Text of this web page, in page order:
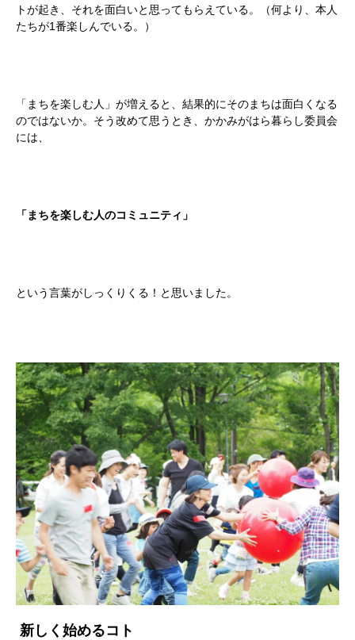
トが起き、それを面白いと思ってもらえている。（何より、本人
たちが1番楽しんでいる。）
「まちを楽しむ人」が増えると、結果的にそのまちは面白くなる
のではないか。そう改めて思うとき、かかみがはら暮らし委員会
には、
「まちを楽しむ人のコミュニティ」
という言葉がしっくりくる！と思いました。
新しく始めるコト